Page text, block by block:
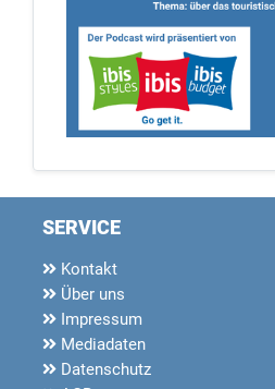
SERVICE
Kontakt
Über uns
Impressum
Mediadaten
Datenschutz